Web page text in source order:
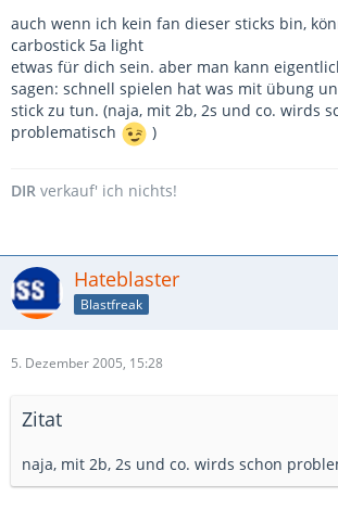
auch wenn ich kein fan dieser sticks bin,
carbostick 5a light
etwas für dich sein. aber man kann
sagen: schnell spielen hat was mit übung
stick zu tun. (naja, mit 2b, 2s und co. wirds
problematisch
)
DIR verkauf' ich nichts!
Hateblaster
Blastfreak
5. Dezember 2005, 15:28
Zitat
naja, mit 2b, 2s und co. wirds schon